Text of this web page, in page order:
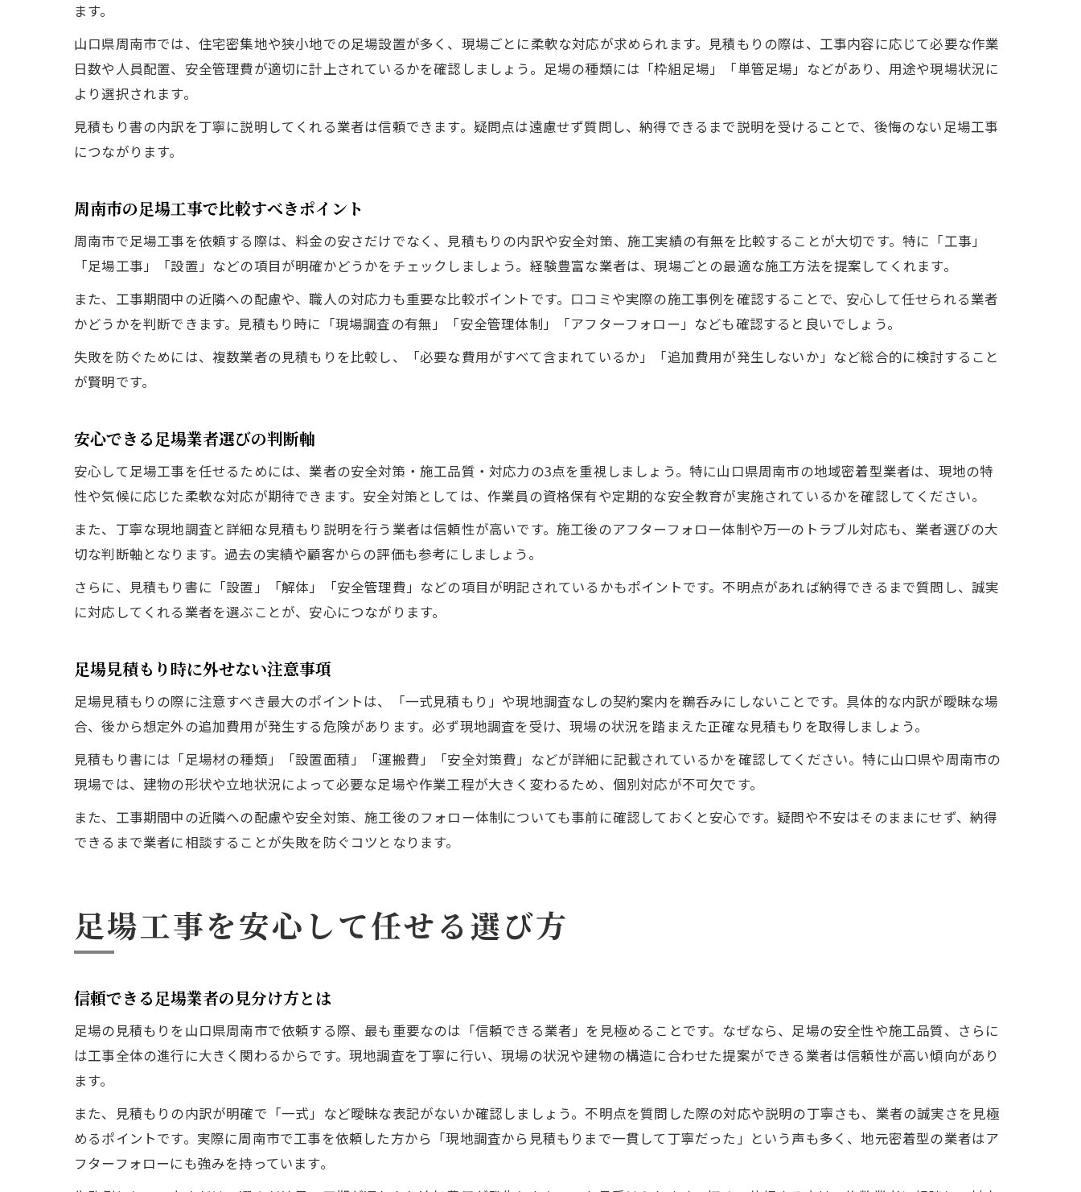
現地調査を重視すべき足場工事の注意点
安全対策で選ぶ足場工事のポイント
安全重視の足場見積もりチェック法
相場を知れば無駄なく足場工事を依頼
足場工事の相場を知る重要な理由
適正価格で足場見積もりを取得する方法
相場を把握して無駄な出費を防ぐコツ
足場見積もり比較で価格の基準を持つ
ます。
山口県周南市では、住宅密集地や狭小地での足場設置が多く、現場ごとに柔軟な対応が求められます。見積もりの際は、工事内容に応じて必要な作業
日数や人員配置、安全管理費が適切に計上されているかを確認しましょう。足場の種類には「枠組足場」「単管足場」などがあり、用途や現場状況に
より選択されます。
見積もり書の内訳を丁寧に説明してくれる業者は信頼できます。疑問点は遠慮せず質問し、納得できるまで説明を受けることで、後悔のない足場工事
につながります。
周南市の足場工事で比較すべきポイント
周南市で足場工事を依頼する際は、料金の安さだけでなく、見積もりの内訳や安全対策、施工実績の有無を比較することが大切です。特に「工事」
「足場工事」「設置」などの項目が明確かどうかをチェックしましょう。経験豊富な業者は、現場ごとの最適な施工方法を提案してくれます。
また、工事期間中の近隣への配慮や、職人の対応力も重要な比較ポイントです。口コミや実際の施工事例を確認することで、安心して任せられる業者
かどうかを判断できます。見積もり時に「現場調査の有無」「安全管理体制」「アフターフォロー」なども確認すると良いでしょう。
失敗を防ぐためには、複数業者の見積もりを比較し、「必要な費用がすべて含まれているか」「追加費用が発生しないか」など総合的に検討すること
が賢明です。
安心できる足場業者選びの判断軸
安心して足場工事を任せるためには、業者の安全対策・施工品質・対応力の3点を重視しましょう。特に山口県周南市の地域密着型業者は、現地の特
性や気候に応じた柔軟な対応が期待できます。安全対策としては、作業員の資格保有や定期的な安全教育が実施されているかを確認してください。
また、丁寧な現地調査と詳細な見積もり説明を行う業者は信頼性が高いです。施工後のアフターフォロー体制や万一のトラブル対応も、業者選びの大
切な判断軸となります。過去の実績や顧客からの評価も参考にしましょう。
さらに、見積もり書に「設置」「解体」「安全管理費」などの項目が明記されているかもポイントです。不明点があれば納得できるまで質問し、誠実
に対応してくれる業者を選ぶことが、安心につながります。
足場見積もり時に外せない注意事項
足場見積もりの際に注意すべき最大のポイントは、「一式見積もり」や現地調査なしの契約案内を鵜呑みにしないことです。具体的な内訳が曖昧な場
合、後から想定外の追加費用が発生する危険があります。必ず現地調査を受け、現場の状況を踏まえた正確な見積もりを取得しましょう。
見積もり書には「足場材の種類」「設置面積」「運搬費」「安全対策費」などが詳細に記載されているかを確認してください。特に山口県や周南市の
現場では、建物の形状や立地状況によって必要な足場や作業工程が大きく変わるため、個別対応が不可欠です。
また、工事期間中の近隣への配慮や安全対策、施工後のフォロー体制についても事前に確認しておくと安心です。疑問や不安はそのままにせず、納得
できるまで業者に相談することが失敗を防ぐコツとなります。
足場工事を安心して任せる選び方
信頼できる足場業者の見分け方とは
足場の見積もりを山口県周南市で依頼する際、最も重要なのは「信頼できる業者」を見極めることです。なぜなら、足場の安全性や施工品質、さらに
は工事全体の進行に大きく関わるからです。現地調査を丁寧に行い、現場の状況や建物の構造に合わせた提案ができる業者は信頼性が高い傾向があり
ます。
また、見積もりの内訳が明確で「一式」など曖昧な表記がないか確認しましょう。不明点を質問した際の対応や説明の丁寧さも、業者の誠実さを見極
めるポイントです。実際に周南市で工事を依頼した方から「現地調査から見積もりまで一貫して丁寧だった」という声も多く、地元密着型の業者はア
フターフォローにも強みを持っています。